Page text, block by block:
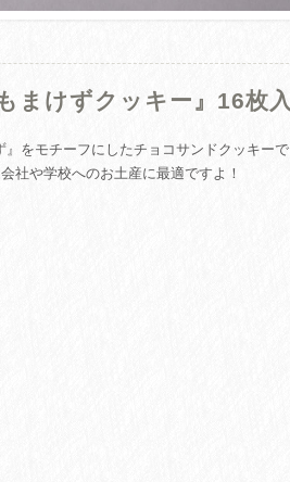
まけずクッキー』16枚入
をモチーフにしたチョコサンドクッキーで
社や学校へのお土産に最適ですよ！